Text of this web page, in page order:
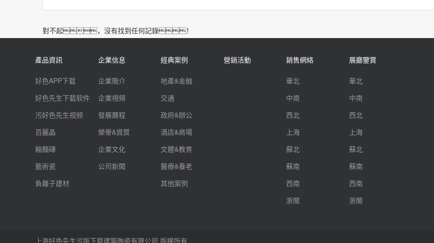
對不起，沒有找到任何記錄！
產品資訊
好色APP下载
好色先生下载软件
污好色先生视频
百麗晶
釉麵磚
藝術瓷
負離子建材
企業信息
企業簡介
企業視頻
發展曆程
榮譽&資質
企業文化
公司新聞
經典案例
地產&金融
交通
政府&辦公
酒店&商場
文體&教育
醫療&養老
其他案例
營銷活動 銷售網絡
華北
中南
西北
上海
蘇北
蘇南
西南
浙閩
展廳鑒賞
華北
中南
西北
上海
蘇北
蘇南
西南
浙閩
上海好色先生污版下载建築陶瓷有限公司 版權所有